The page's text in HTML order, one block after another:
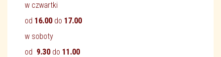
w czwartki
od 16.00 do 17.00
w soboty
od 9.30 do 11.00